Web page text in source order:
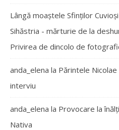
Lângă moaștele Sfinților
Sihăstria - mărturie de la
Privirea de dincolo de
anda_elena la Părintele
interviu
anda_elena la Provocare la
Nativa